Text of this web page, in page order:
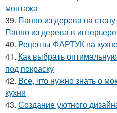
монтажа
39. Панно из дерева на
Панно из дерева в интерьере
40. Рецепты ФАРТУК на
41. Как выбрать
под покраску
42. Все, что нужно знать о
кухни
43. Создание уютного